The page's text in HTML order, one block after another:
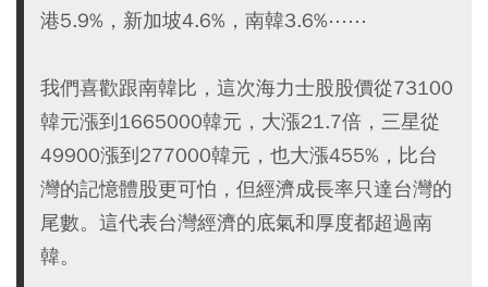
港5.9%，新加坡4.6%，南韓3.6%⋯⋯
我們喜歡跟南韓比，這次海力士股股價從73100
韓元漲到1665000韓元，大漲21.7倍，三星從
49900漲到277000韓元，也大漲455%，比台
灣的記憶體股更可怕，但經濟成長率只達台灣的
尾數。這代表台灣經濟的底氣和厚度都超過南
韓。